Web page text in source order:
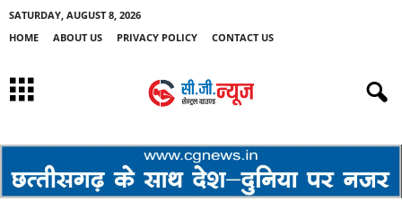
SATURDAY, AUGUST 8, 2026
HOME
ABOUT US PRIVACY POLICY CONTACT US